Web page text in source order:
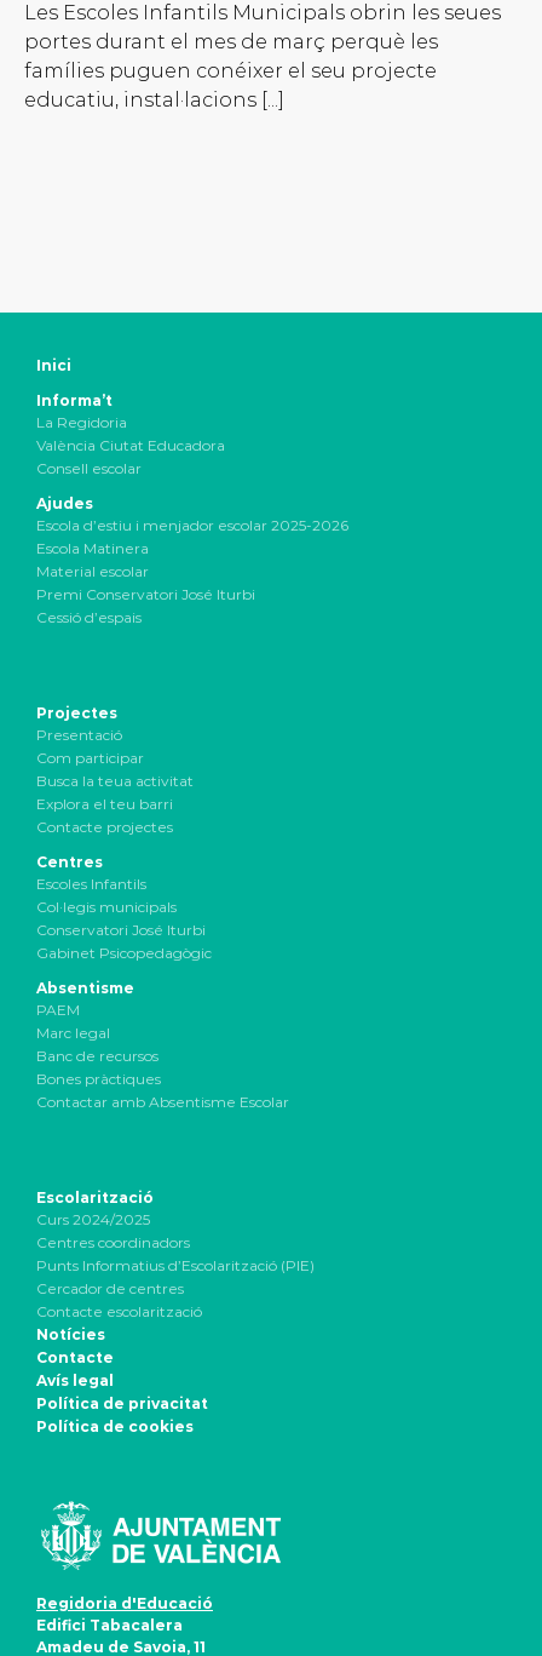
Les Escoles Infantils Municipals obrin les seues
portes durant el mes de març perquè les
famílies puguen conéixer el seu projecte
educatiu, instal·lacions [...]
Inici
Informa’t
La Regidoria
València Ciutat Educadora
Consell escolar
Ajudes
Escola d’estiu i menjador escolar 2025-2026
Escola Matinera
Material escolar
Premi Conservatori José Iturbi
Cessió d’espais
Projectes
Presentació
Com participar
Busca la teua activitat
Explora el teu barri
Contacte projectes
Centres
Escoles Infantils
Col·legis municipals
Conservatori José Iturbi
Gabinet Psicopedagògic
Absentisme
PAEM
Marc legal
Banc de recursos
Bones pràctiques
Contactar amb Absentisme Escolar
Escolarització
Curs 2024/2025
Centres coordinadors
Punts Informatius d’Escolarització (PIE)
Cercador de centres
Contacte escolarització
Notícies
Contacte
Avís legal
Política de privacitat
Política de cookies
Regidoria d'Educació
Edifici Tabacalera
Amadeu de Savoia, 11